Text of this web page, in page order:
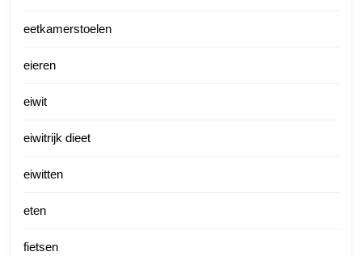
eetkamerstoelen
eieren
eiwit
eiwitrijk dieet
eiwitten
eten
fietsen